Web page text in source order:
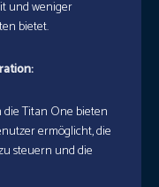
und weniger
bietet.
die Titan One bieten
ermöglicht, die
steuern und die